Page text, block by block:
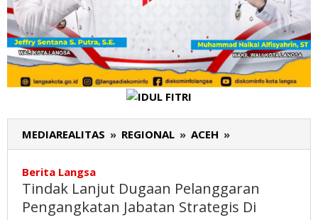
MEDIAREALITAS » REGIONAL » ACEH »
Lanjut
Pengangkatan
Jabatan
Berita Langsa
Tindak Lanjut Dugaan Pelanggaran
Pengangkatan Jabatan Strategis Di